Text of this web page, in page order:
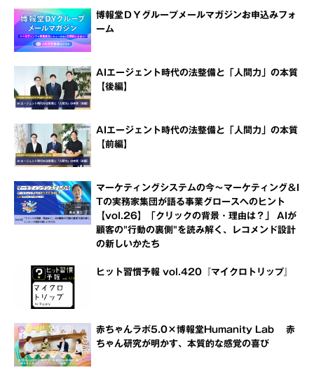
博報堂ＤＹグループメールマガジンお申込みフォ
ーム
AIエージェント時代の法整備と「人間力」の本質
【後編】
AIエージェント時代の法整備と「人間力」の本質
【前編】
マーケティングシステムの今～マーケティング＆I
Tの実務家集団が語る事業グロースへのヒント
【vol.26】「クリックの背景・理由は？」 AIが
顧客の"行動の裏側"を読み解く、レコメンド設計
の新しいかたち
ヒット習慣予報 vol.420『マイクロトリップ』
赤ちゃんラボ5.0×博報堂Humanity Lab 赤
ちゃん研究が明かす、本質的な感覚の喜び